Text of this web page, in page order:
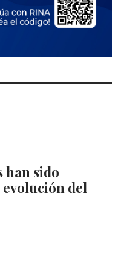
han sido
del